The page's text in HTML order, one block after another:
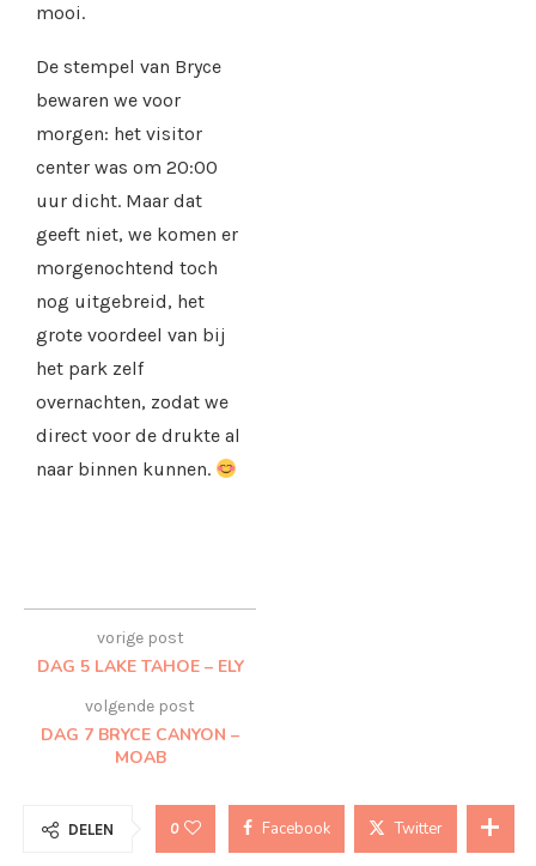
mooi.
De stempel van Bryce
bewaren we voor
morgen: het visitor
center was om 20:00
uur dicht. Maar dat
geeft niet, we komen er
morgenochtend toch
nog uitgebreid, het
grote voordeel van bij
het park zelf
overnachten, zodat we
direct voor de drukte al
naar binnen kunnen.
vorige post
DAG 5 LAKE TAHOE – ELY
volgende post
DAG 7 BRYCE CANYON –
MOAB
DELEN 0 Facebook Twitter